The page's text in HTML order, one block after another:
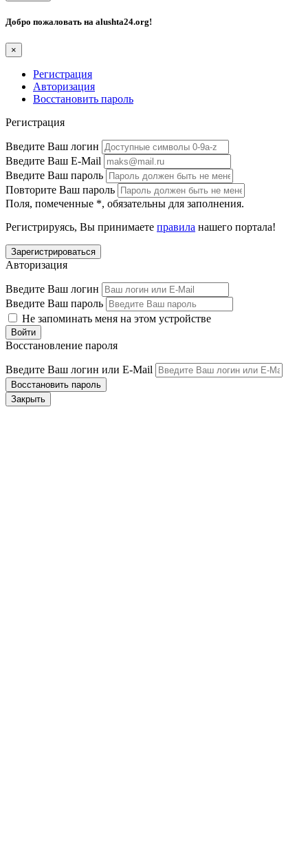
Добро пожаловать на alushta24.org!
×
Регистрация
Авторизация
Восстановить пароль
Регистрация
Введите Ваш логин
Введите Ваш E-Mail
Введите Ваш пароль
Повторите Ваш пароль
Поля, помеченные *, обязательны для заполнения.
Регистрируясь, Вы принимаете правила нашего портала!
Авторизация
Введите Ваш логин
Введите Ваш пароль
Не запоминать меня на этом устройстве
Восстановление пароля
Введите Ваш логин или E-Mail
Закрыть